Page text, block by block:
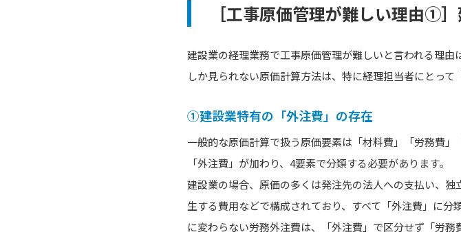
［工事原価管理が難しい理由①
建設業の経理業務で工事原価管理が難しいと言われる理
しか見られない原価計算方法は、特に経理担当者にとって
①建設業特有の「外注費」の存在
一般的な原価計算で扱う原価要素は「材料費」「労務費
「外注費」が加わり、4要素で分類する必要があります。
建設業の場合、原価の多くは発注先の法人への支払い、
生する費用などで構成されており、すべて「外注費」に
に変わらない労務外注費は、「外注費」で区分せず「労務